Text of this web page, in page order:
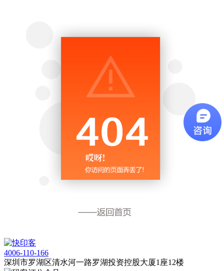
4006-110-166
深圳市罗湖区清水河一路罗湖投资控股大厦1座12楼